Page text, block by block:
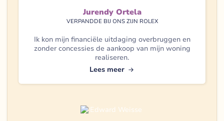
Jurendy Ortela
VERPANDDE BIJ ONS ZIJN ROLEX
Ik kon mijn financiële uitdaging overbruggen en
zonder concessies de aankoop van mijn woning
realiseren.
Lees meer